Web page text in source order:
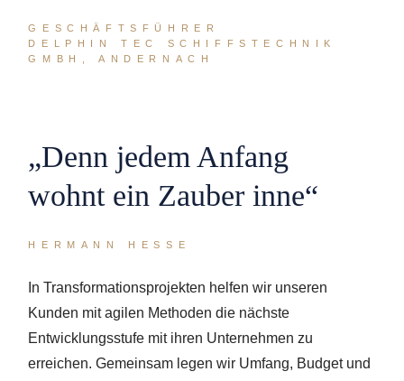
GESCHÄFTSFÜHRER
DELPHIN TEC SCHIFFSTECHNIK
GMBH, ANDERNACH
„Denn jedem Anfang
wohnt ein Zauber inne“
HERMANN HESSE
In Transformationsprojekten helfen wir unseren
Kunden mit agilen Methoden die nächste
Entwicklungsstufe mit ihren Unternehmen zu
erreichen. Gemeinsam legen wir Umfang, Budget und